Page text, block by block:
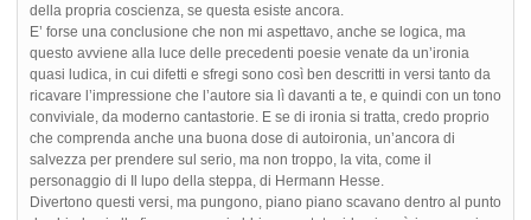
della propria coscienza, se questa esiste ancora.
E’ forse una conclusione che non mi aspettavo, anche se logica, ma
questo avviene alla luce delle precedenti poesie venate da un’ironia
quasi ludica, in cui difetti e sfregi sono così ben descritti in versi tanto da
ricavare l’impressione che l’autore sia lì davanti a te, e quindi con un tono
conviviale, da moderno cantastorie. E se di ironia si tratta, credo proprio
che comprenda anche una buona dose di autoironia, un’ancora di
salvezza per prendere sul serio, ma non troppo, la vita, come il
personaggio di Il lupo della steppa, di Hermann Hesse.
Divertono questi versi, ma pungono, piano piano scavano dentro al punto